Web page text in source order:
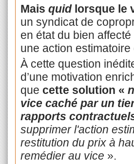
Mais quidlorsque le
un syndicat de
en état du bien
une action
À cette question
d’une motivation
que cette solution «
vice caché par un
rapports
supprimer l'action
restitution du prix à
remédier au vice ».